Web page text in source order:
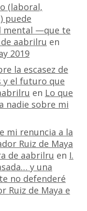
(laboral,
puede
mental —que te
aabrilru en
2019
la escasez de
y el futuro que
en Lo que
nadie sobre mi
mi renuncia a la
Ruiz de Maya
de aabrilru en I.
y una
no defenderé
Ruiz de Maya e